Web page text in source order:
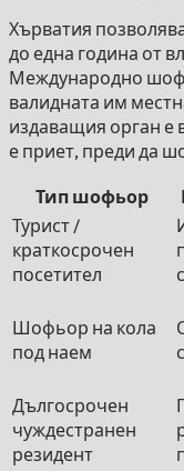
Хърватия
до една година от
Международно
валидната им
издаващия орган е
е приет, преди да
Тип шофьор
Турист /
краткосрочен
посетител
Шофьор на кола
под наем
Дългосрочен
чуждестранен
резидент